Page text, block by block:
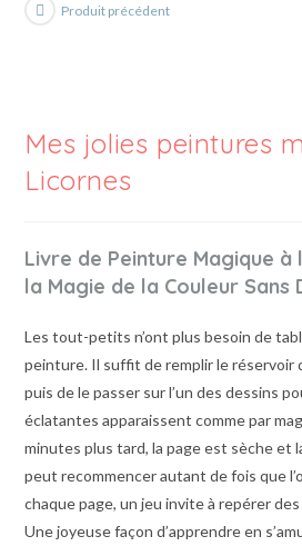
Produit précédent
Mes jolies peintures
Licornes
Livre de Peinture Magique à
la Magie de la Couleur Sans
Les tout-petits n’ont plus besoin de
peinture. Il suffit de remplir le réservoir
puis de le passer sur l’un des dessins
éclatantes apparaissent comme par
minutes plus tard, la page est sèche et
peut recommencer autant de fois que
chaque page, un jeu invite à repérer
Une joyeuse façon d’apprendre en